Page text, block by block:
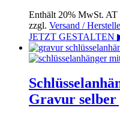
Enthält 20% MwSt. AT
zzgl. Versand /
JETZT GESTALTEN
Gravur selber